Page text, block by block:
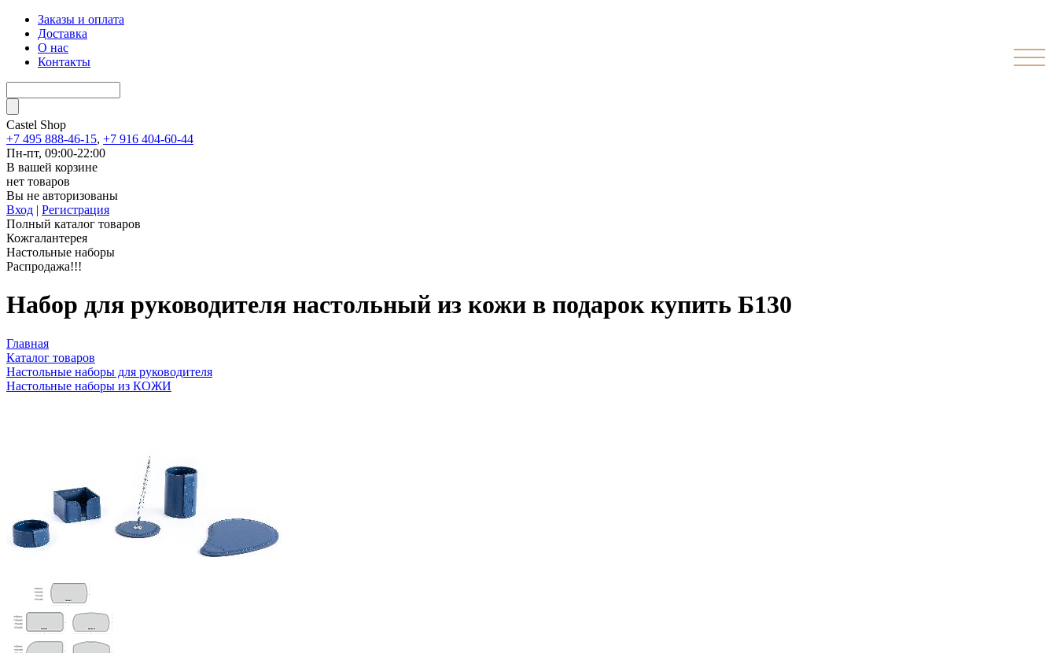
Заказы и оплата
Доставка
О нас
Контакты
Castel Shop
+7 495 888-46-15, +7 916 404-60-44
Пн-пт, 09:00-22:00
В вашей корзине
нет товаров
Вы не авторизованы
Вход | Регистрация
Полный каталог товаров
Кожгалантерея
Настольные наборы
Распродажа!!!
Набор для руководителя настольный из кожи в подарок купить Б130
Главная
Каталог товаров
Настольные наборы для руководителя
Настольные наборы из КОЖИ